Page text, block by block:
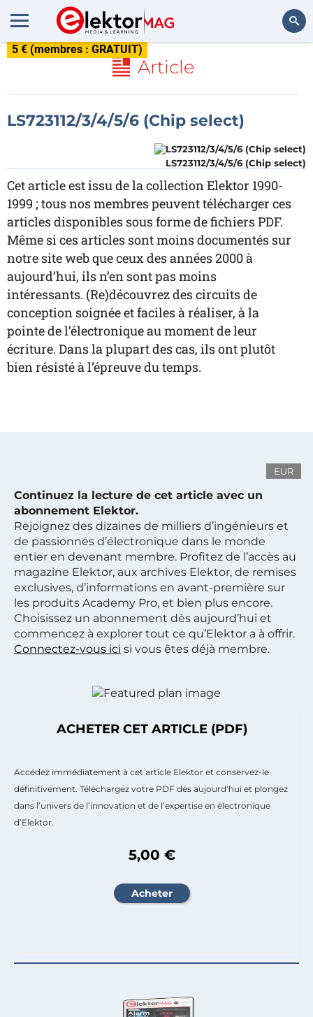
5 € (membres : GRATUIT)
Article
LS723112/3/4/5/6 (Chip select)
LS723112/3/4/5/6 (Chip select)
Cet article est issu de la collection Elektor 1990-
1999 ; tous nos membres peuvent télécharger ces
articles disponibles sous forme de fichiers PDF.
Même si ces articles sont moins documentés sur
notre site web que ceux des années 2000 à
aujourd’hui, ils n’en sont pas moins
intéressants. (Re)découvrez des circuits de
conception soignée et faciles à réaliser, à la
pointe de l’électronique au moment de leur
écriture. Dans la plupart des cas, ils ont plutôt
bien résisté à l’épreuve du temps.
EUR
Continuez la lecture de cet article avec un
abonnement Elektor.
Rejoignez des dizaines de milliers d’ingénieurs et
de passionnés d’électronique dans le monde
entier en devenant membre. Profitez de l’accès au
magazine Elektor, aux archives Elektor, de remises
exclusives, d’informations en avant-première sur
les produits Academy Pro, et bien plus encore.
Choisissez un abonnement dès aujourd’hui et
commencez à explorer tout ce qu’Elektor a à offrir.
Connectez-vous ici si vous êtes déjà membre.
ACHETER CET ARTICLE (PDF)
Accédez immédiatement à cet article Elektor et conservez-le
définitivement. Téléchargez votre PDF dès aujourd’hui et plongez
dans l’univers de l’innovation et de l’expertise en électronique
d’Elektor.
5,00 €